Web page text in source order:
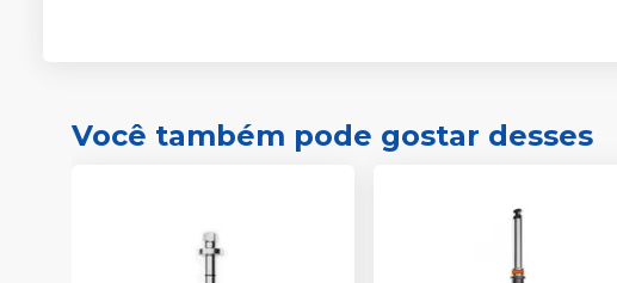
Você também pode gostar desses